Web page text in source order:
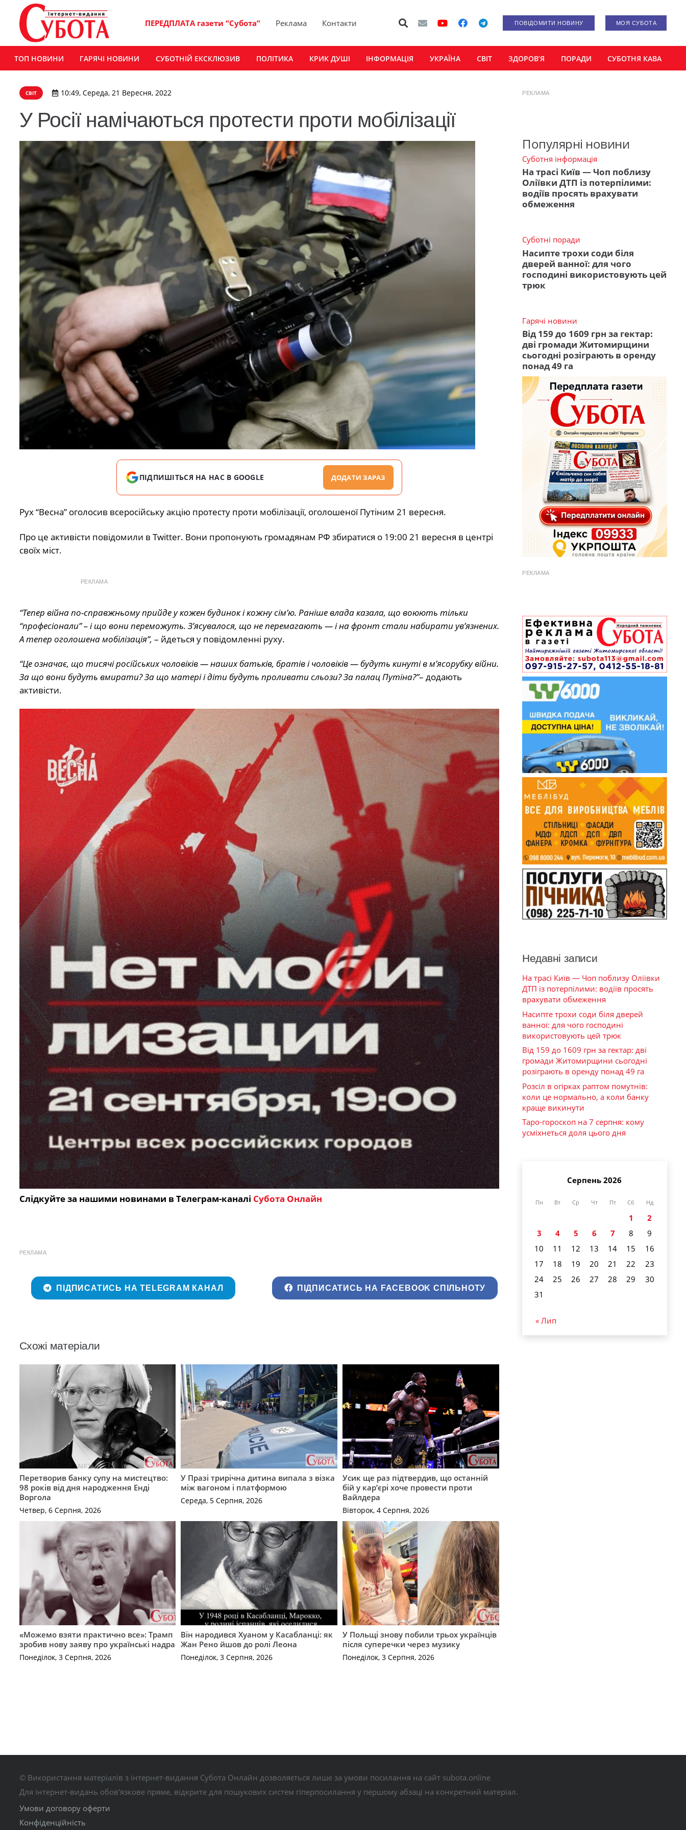
ПЕРЕДПЛАТА газети “Субота” Реклама Контакти ПОВІДОМИТИ НОВИНУ МОЯ СУБОТА
ТОП НОВИНИ ГАРЯЧІ НОВИНИ СУБОТНІЙ ЕКСКЛЮЗИВ ПОЛІТИКА КРИК ДУШІ ІНФОРМАЦІЯ УКРАЇНА СВІТ ЗДОРОВ’Я ПОРАДИ СУБОТНЯ КАВА
СВІТ 10:49, Середа, 21 Вересня, 2022
У Росії намічаються протести проти мобілізації
ПІДПИШІТЬСЯ НА НАС В GOOGLE ДОДАТИ ЗАРАЗ
Рух “Весна” оголосив всеросійську акцію протесту проти мобілізації, оголошеної Путіним 21 вересня.
Про це активісти повідомили в Twitter. Вони пропонують громадянам РФ збиратися о 19:00 21 вересня в центрі
своїх міст.
РЕКЛАМА
“Тепер війна по-справжньому прийде у кожен будинок і кожну сім’ю. Раніше влада казала, що воюють тільки
“професіонали” – і що вони переможуть. З’ясувалося, що не перемагають — і на фронт стали набирати ув’язнених.
А тепер оголошена мобілізація”, – йдеться у повідомленні руху.
“Це означає, що тисячі російських чоловіків — наших батьків, братів і чоловіків — будуть кинуті в м’ясорубку війни.
За що вони будуть вмирати? За що матері і діти будуть проливати сльози? За палац Путіна?”– додають
активісти.
Слідкуйте за нашими новинами в Телеграм-каналі Субота Онлайн
РЕКЛАМА
ПІДПИСАТИСЬ НА TELEGRAM КАНАЛ ПІДПИСАТИСЬ НА FACEBOOK СПІЛЬНОТУ
Схожі матеріали
Перетворив банку супу на мистецтво:
98 років від дня народження Енді
Воргола
Четвер, 6 Серпня, 2026
У Празі трирічна дитина випала з візка
між вагоном і платформою
Середа, 5 Серпня, 2026
Усик ще раз підтвердив, що останній
бій у кар’єрі хоче провести проти
Вайлдера
Вівторок, 4 Серпня, 2026
«Можемо взяти практично все»: Трамп
зробив нову заяву про українські надра
Понеділок, 3 Серпня, 2026
Він народився Хуаном у Касабланці: як
Жан Рено йшов до ролі Леона
Понеділок, 3 Серпня, 2026
У Польщі знову побили трьох українців
після суперечки через музику
Понеділок, 3 Серпня, 2026
РЕКЛАМА
Популярні новини
Суботня інформація
На трасі Київ — Чоп поблизу
Оліївки ДТП із потерпілими:
водіїв просять врахувати
обмеження
Суботні поради
Насипте трохи соди біля
дверей ванної: для чого
господині використовують цей
трюк
Гарячі новини
Від 159 до 1609 грн за гектар:
дві громади Житомирщини
сьогодні розіграють в оренду
понад 49 га
РЕКЛАМА
Недавні записи
На трасі Київ — Чоп поблизу Оліївки
ДТП із потерпілими: водіїв просять
врахувати обмеження
Насипте трохи соди біля дверей
ванної: для чого господині
використовують цей трюк
Від 159 до 1609 грн за гектар: дві
громади Житомирщини сьогодні
розіграють в оренду понад 49 га
Розсіл в огірках раптом помутнів:
коли це нормально, а коли банку
краще викинути
Таро-гороскоп на 7 серпня: кому
усміхнеться доля цього дня
Серпень 2026
Пн Вт Ср Чт Пт Сб Нд
1
2
3
4 5 6 7 8
9
10
11 12 13 14 15
16
17
18 19 20 21 22
23
24
25 26 27 28 29
30
31
« Лип
© Використання матеріалів з інтернет-видання Субота Онлайн дозволяється лише за умови посилання на сайт subota.online
Для інтернет-видань обов’язкове пряме, відкрите для пошукових систем гіперпосилання у першому абзаці на конкретний матеріал.
Умови договору оферти
Конфіденційність